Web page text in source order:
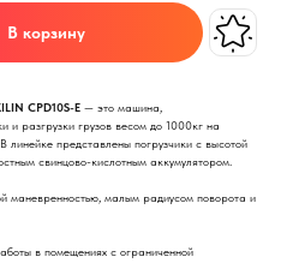
В корзину
CPD10S-E — это машина,
и разгрузки грузов весом до 1000кг на
линейке представлены погрузчики с высотой
свинцово-кислотным аккумулятором.
маневренностью, малым радиусом поворота и
в помещениях с ограниченной